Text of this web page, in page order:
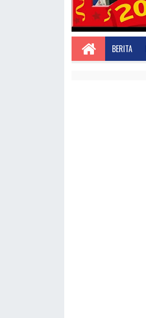
BERITA